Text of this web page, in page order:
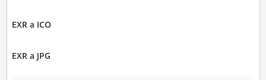
EXR a ICO
EXR a JPG